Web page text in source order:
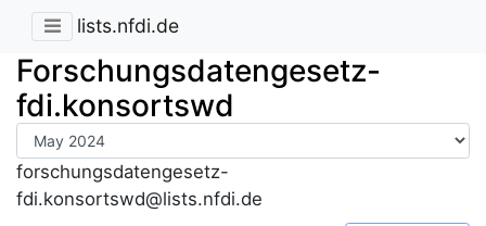
lists.nfdi.de
Forschungsdatengesetz-
fdi.konsortswd
forschungsdatengesetz-
fdi.konsortswd@lists.nfdi.de